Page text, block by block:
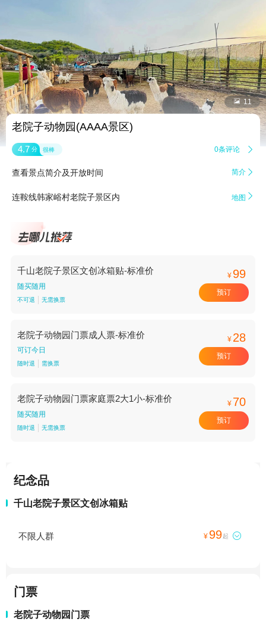
 11
老院子动物园(AAAA景区)
4.7 分 很棒 0条评论 
查看景点简介及开放时间 简介 
连鞍线韩家峪村老院子景区内 地图 
千山老院子景区文创冰箱贴-标准价
随买随用
不可退 无需换票
¥ 99
预订
老院子动物园门票成人票-标准价
可订今日
随时退 需换票
¥ 28
预订
老院子动物园门票家庭票2大1小-标准价
随买随用
随时退 无需换票
¥ 70
预订
纪念品
千山老院子景区文创冰箱贴
不限人群 ¥ 99起 
门票
老院子动物园门票